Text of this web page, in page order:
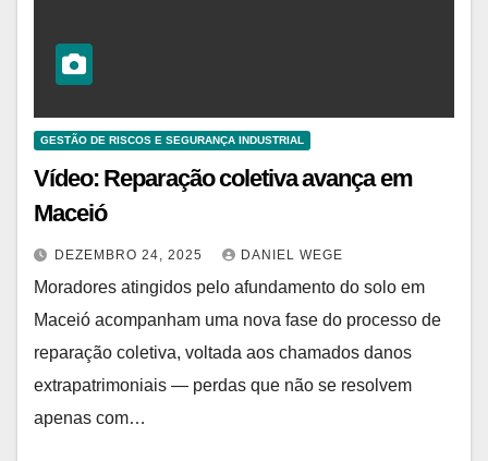
GESTÃO DE RISCOS E SEGURANÇA INDUSTRIAL
Vídeo: Reparação coletiva avança em
Maceió
DEZEMBRO 24, 2025 DANIEL WEGE
Moradores atingidos pelo afundamento do solo em
Maceió acompanham uma nova fase do processo de
reparação coletiva, voltada aos chamados danos
extrapatrimoniais — perdas que não se resolvem
apenas com…